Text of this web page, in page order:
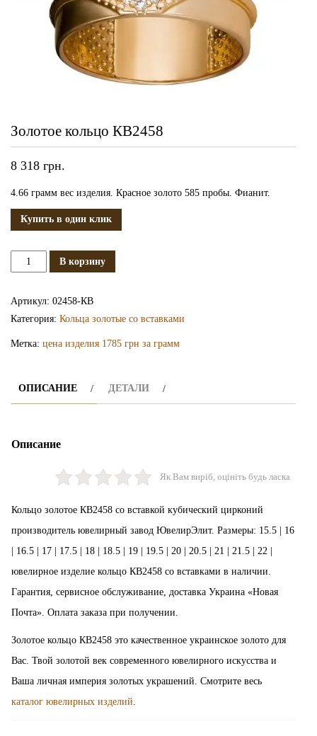
Золотое кольцо КВ2458
8 318 грн.
4.66 грамм вес изделия. Красное золото 585 пробы. Фианит.
Купить в один клик
КоличествоВ корзину
Артикул: 02458-КВ
Категория: Кольца золотые со вставками
Метка: цена изделия 1785 грн за грамм
ОПИСАНИЕ ДЕТАЛИ
Описание
Як Вам виріб, оцініть будь ласка
Кольцо золотое КВ2458 со вставкой кубический цирконий
производитель ювелирный завод ЮвелирЭлит. Размеры: 15.5 | 16
| 16.5 | 17 | 17.5 | 18 | 18.5 | 19 | 19.5 | 20 | 20.5 | 21 | 21.5 | 22 |
ювелирное изделие кольцо КВ2458 со вставками в наличии.
Гарантия, сервисное обслуживание, доставка Украина «Новая
Почта». Оплата заказа при получении.
Золотое кольцо КВ2458 это качественное украинское золото для
Вас. Твой золотой век современного ювелирного искусства и
Ваша личная империя золотых украшений. Смотрите весь
каталог ювелирных изделий